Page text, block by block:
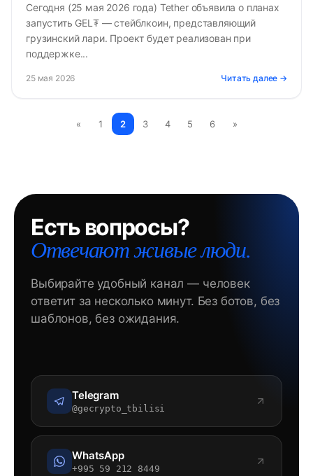
Сегодня (25 мая 2026 года) Tether объявила о планах
запустить GEL₮ — стейблкоин, представляющий
грузинский лари. Проект будет реализован при
поддержке...
25 мая 2026 Читать далее →
« 1 2 3 4 5 6 »
Есть вопросы?
Отвечают живые люди.
Выбирайте удобный канал — человек
ответит за несколько минут. Без ботов, без
шаблонов, без ожидания.
Telegram
@gecrypto_tbilisi
WhatsApp
+995 59 212 8449